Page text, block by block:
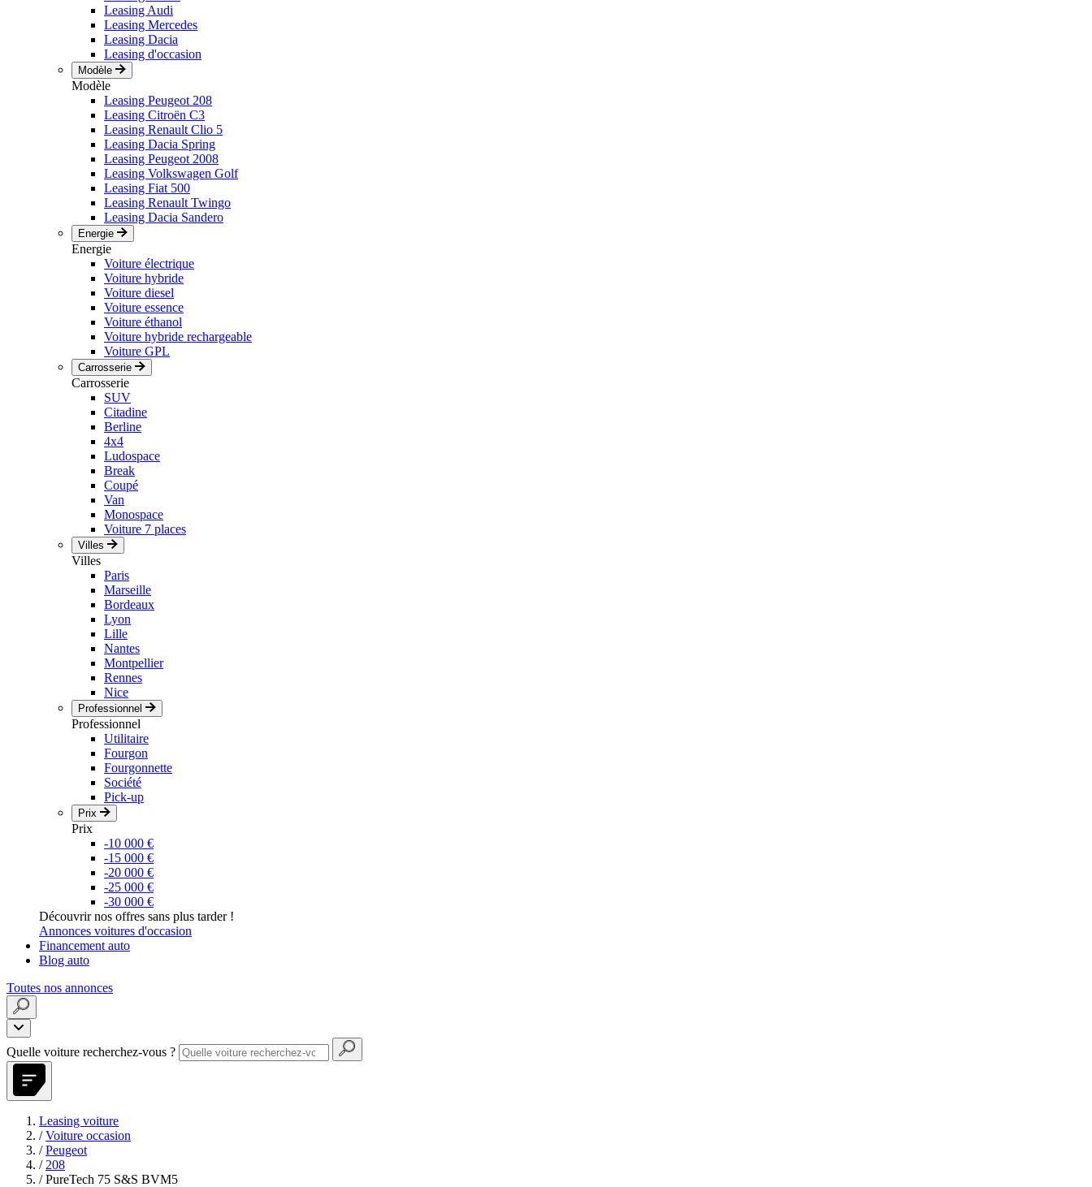
Leasing Audi
Leasing Mercedes
Leasing Dacia
Leasing d'occasion
Modèle
Modèle
Leasing Peugeot 208
Leasing Citroën C3
Leasing Renault Clio 5
Leasing Dacia Spring
Leasing Peugeot 2008
Leasing Volkswagen Golf
Leasing Fiat 500
Leasing Renault Twingo
Leasing Dacia Sandero
Energie
Energie
Voiture électrique
Voiture hybride
Voiture diesel
Voiture essence
Voiture éthanol
Voiture hybride rechargeable
Voiture GPL
Carrosserie
Carrosserie
SUV
Citadine
Berline
4x4
Ludospace
Break
Coupé
Van
Monospace
Voiture 7 places
Villes
Villes
Paris
Marseille
Bordeaux
Lyon
Lille
Nantes
Montpellier
Rennes
Nice
Professionnel
Professionnel
Utilitaire
Fourgon
Fourgonnette
Société
Pick-up
Prix
Prix
-10 000 €
-15 000 €
-20 000 €
-25 000 €
-30 000 €
Découvrir nos offres sans plus tarder !
Annonces voitures d'occasion
Financement auto
Blog auto
Toutes nos annonces
Quelle voiture recherchez-vous ?
Leasing voiture
/ Voiture occasion
/ Peugeot
/ 208
/ PureTech 75 S&S BVM5